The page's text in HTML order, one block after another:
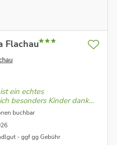
Flachau
ein echtes
besonders Kinder dank
rundum
buchbar
- ggf gg Gebühr